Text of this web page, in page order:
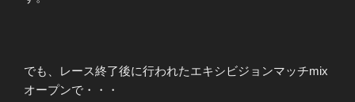
でも、レース終了後に行われたエキシビジョンマッチmix
オープンで・・・